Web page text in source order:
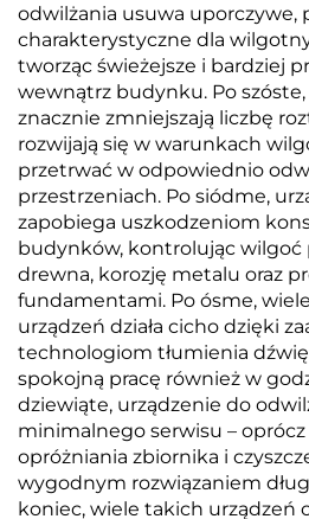
odwilżania usuwa uporczywe,
charakterystyczne dla
tworząc świeżejsze i bardziej
wewnątrz budynku. Po
znacznie zmniejszają liczbę
rozwijają się w warunkach
przetrwać w odpowiednio
przestrzeniach. Po siódme,
zapobiega uszkodzeniom
budynków, kontrolując wilgoć
drewna, korozję metalu oraz
fundamentami. Po ósme,
urządzeń działa cicho dzięki
technologiom tłumienia
spokojną pracę również w
dziewiąte, urządzenie do
minimalnego serwisu –
opróżniania zbiornika i
wygodnym rozwiązaniem
koniec, wiele takich urządzeń